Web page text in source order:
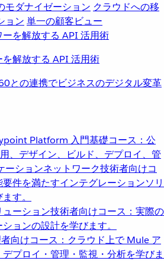
モダナイゼーション クラウドへの移
ョン 単一の顧客ビュー
解放する API 活用術
との連携でビジネスのデジタル変革
Platform 入門基礎コース：公
、デザイン、ビルド、デプロイ、管
ーションネットワーク技術者向けコ
件を満たすインテグレーションソリ
す。
ーション技術者向けコース：実際の
ョンの設計を学びます。
向けコース：クラウド上で Mule ア
プロイ・管理・監視・分析を学びま